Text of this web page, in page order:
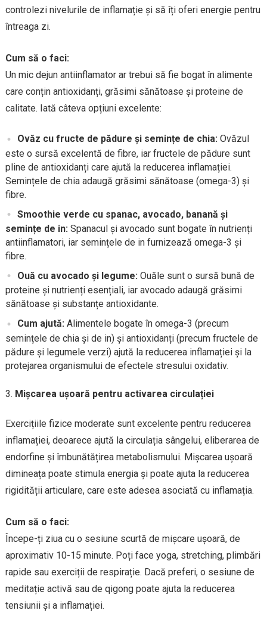
controlezi nivelurile de inflamație și să îți oferi energie pentru
întreaga zi.
Cum să o faci:
Un mic dejun antiinflamator ar trebui să fie bogat în alimente
care conțin antioxidanți, grăsimi sănătoase și proteine de
calitate. Iată câteva opțiuni excelente:
Ovăz cu fructe de pădure și semințe de chia:Ovăzul
este o sursă excelentă de fibre, iar fructele de pădure sunt
pline de antioxidanți care ajută la reducerea inflamației.
Semințele de chia adaugă grăsimi sănătoase (omega-3) și
fibre.
Smoothie verde cu spanac, avocado, banană și
semințe de in:Spanacul și avocado sunt bogate în nutrienți
antiinflamatori, iar semințele de in furnizează omega-3 și
fibre.
Ouă cu avocado și legume:Ouăle sunt o sursă bună de
proteine și nutrienți esențiali, iar avocado adaugă grăsimi
sănătoase și substanțe antioxidante.
Cum ajută:Alimentele bogate în omega-3 (precum
semințele de chia și de in) și antioxidanți (precum fructele de
pădure și legumele verzi) ajută la reducerea inflamației și la
protejarea organismului de efectele stresului oxidativ.
Mișcarea ușoară pentru activarea circulației
Exercițiile fizice moderate sunt excelente pentru reducerea
inflamației, deoarece ajută la circulația sângelui, eliberarea de
endorfine și îmbunătățirea metabolismului. Mișcarea ușoară
dimineața poate stimula energia și poate ajuta la reducerea
rigidității articulare, care este adesea asociată cu inflamația.
Cum să o faci:
Începe-ți ziua cu o sesiune scurtă de mișcare ușoară, de
aproximativ 10-15 minute. Poți face yoga, stretching, plimbări
rapide sau exerciții de respirație. Dacă preferi, o sesiune de
meditație activă sau de qigong poate ajuta la reducerea
tensiunii și a inflamației.